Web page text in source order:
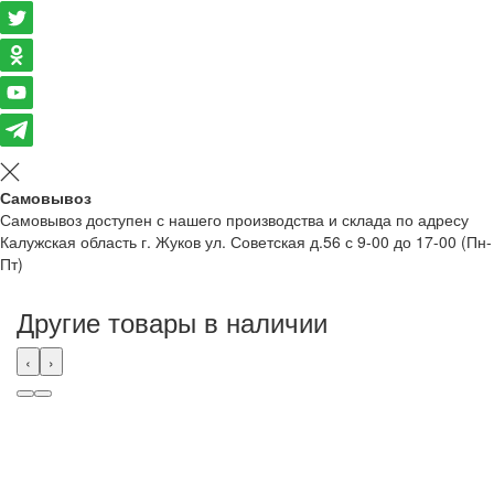
Самовывоз
Самовывоз доступен с нашего производства и склада по адресу
Калужская область г. Жуков ул. Советская д.56 с 9-00 до 17-00 (Пн-
Пт)
Другие товары в наличии
‹ ›